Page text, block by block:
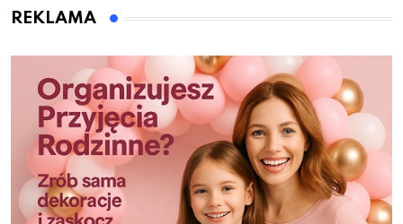
REKLAMA